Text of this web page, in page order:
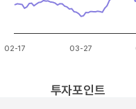
02-17 03-27
투자포인트